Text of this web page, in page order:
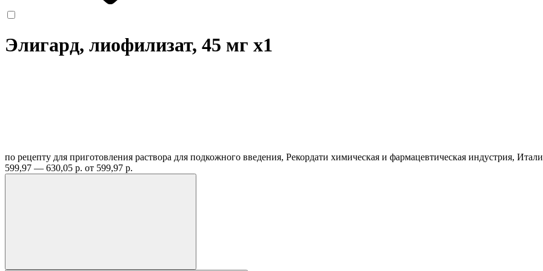
Элигард, лиофилизат, 45 мг x1
по рецепту для приготовления раствора для подкожного введения, Рекордати химическая и фармацевтическая индустрия,
599,97 — 630,05 р. от 599,97 р.